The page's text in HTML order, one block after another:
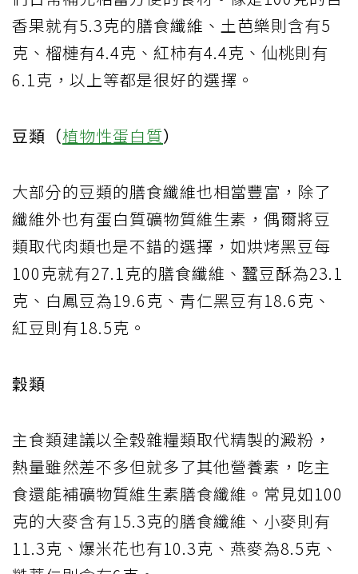
香果就有5.3克的膳食纖維、土芭樂則含有5
克、榴槤有4.4克、紅柿有4.4克、仙桃則有
6.1克，以上等都是很好的選擇。
豆類（植物性蛋白質）
大部分的豆類的膳食纖維也相當豐富，除了
纖維外也有蛋白質礦物質維生素，偶爾將豆
類取代肉類也是不錯的選擇，如烘烤黑豆每
100克就有27.1克的膳食纖維、蠶豆酥為23.1
克、白鳳豆為19.6克、青仁黑豆有18.6克、
紅豆則有18.5克。
穀類
主食類建議以全穀雜糧類取代精製的澱粉，
熱量雖然差不多但就多了其他營養素，吃主
食還能補礦物質維生素膳食纖維。常見如100
克的大麥含有15.3克的膳食纖維、小麥則有
11.3克、爆米花也有10.3克、燕麥為8.5克、